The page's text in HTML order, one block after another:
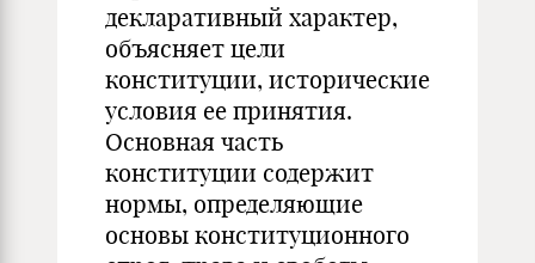
декларативный характер,
объясняет цели
конституции, исторические
условия ее принятия.
Основная часть
конституции содержит
нормы, определяющие
основы конституционного